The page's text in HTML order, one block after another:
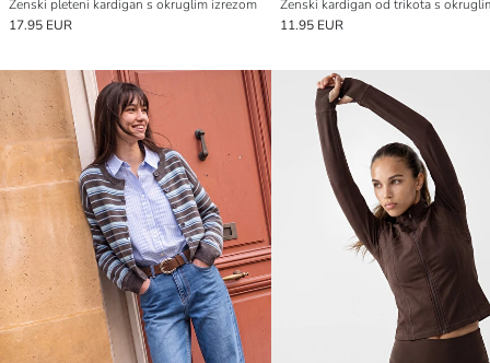
Ženski pleteni kardigan s okruglim izrezom
17.95 EUR
11.95 EUR